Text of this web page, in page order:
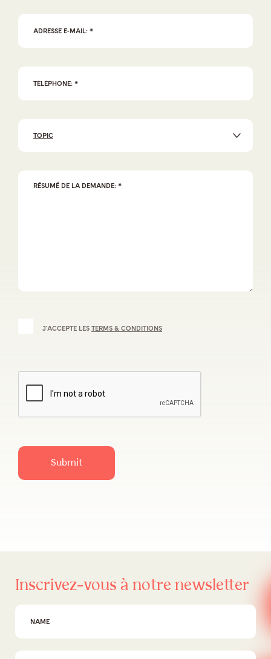
TOPIC
J'ACCEPTE LES TERMS & CONDITIONS
Submit
Inscrivez-vous à notre newsletter